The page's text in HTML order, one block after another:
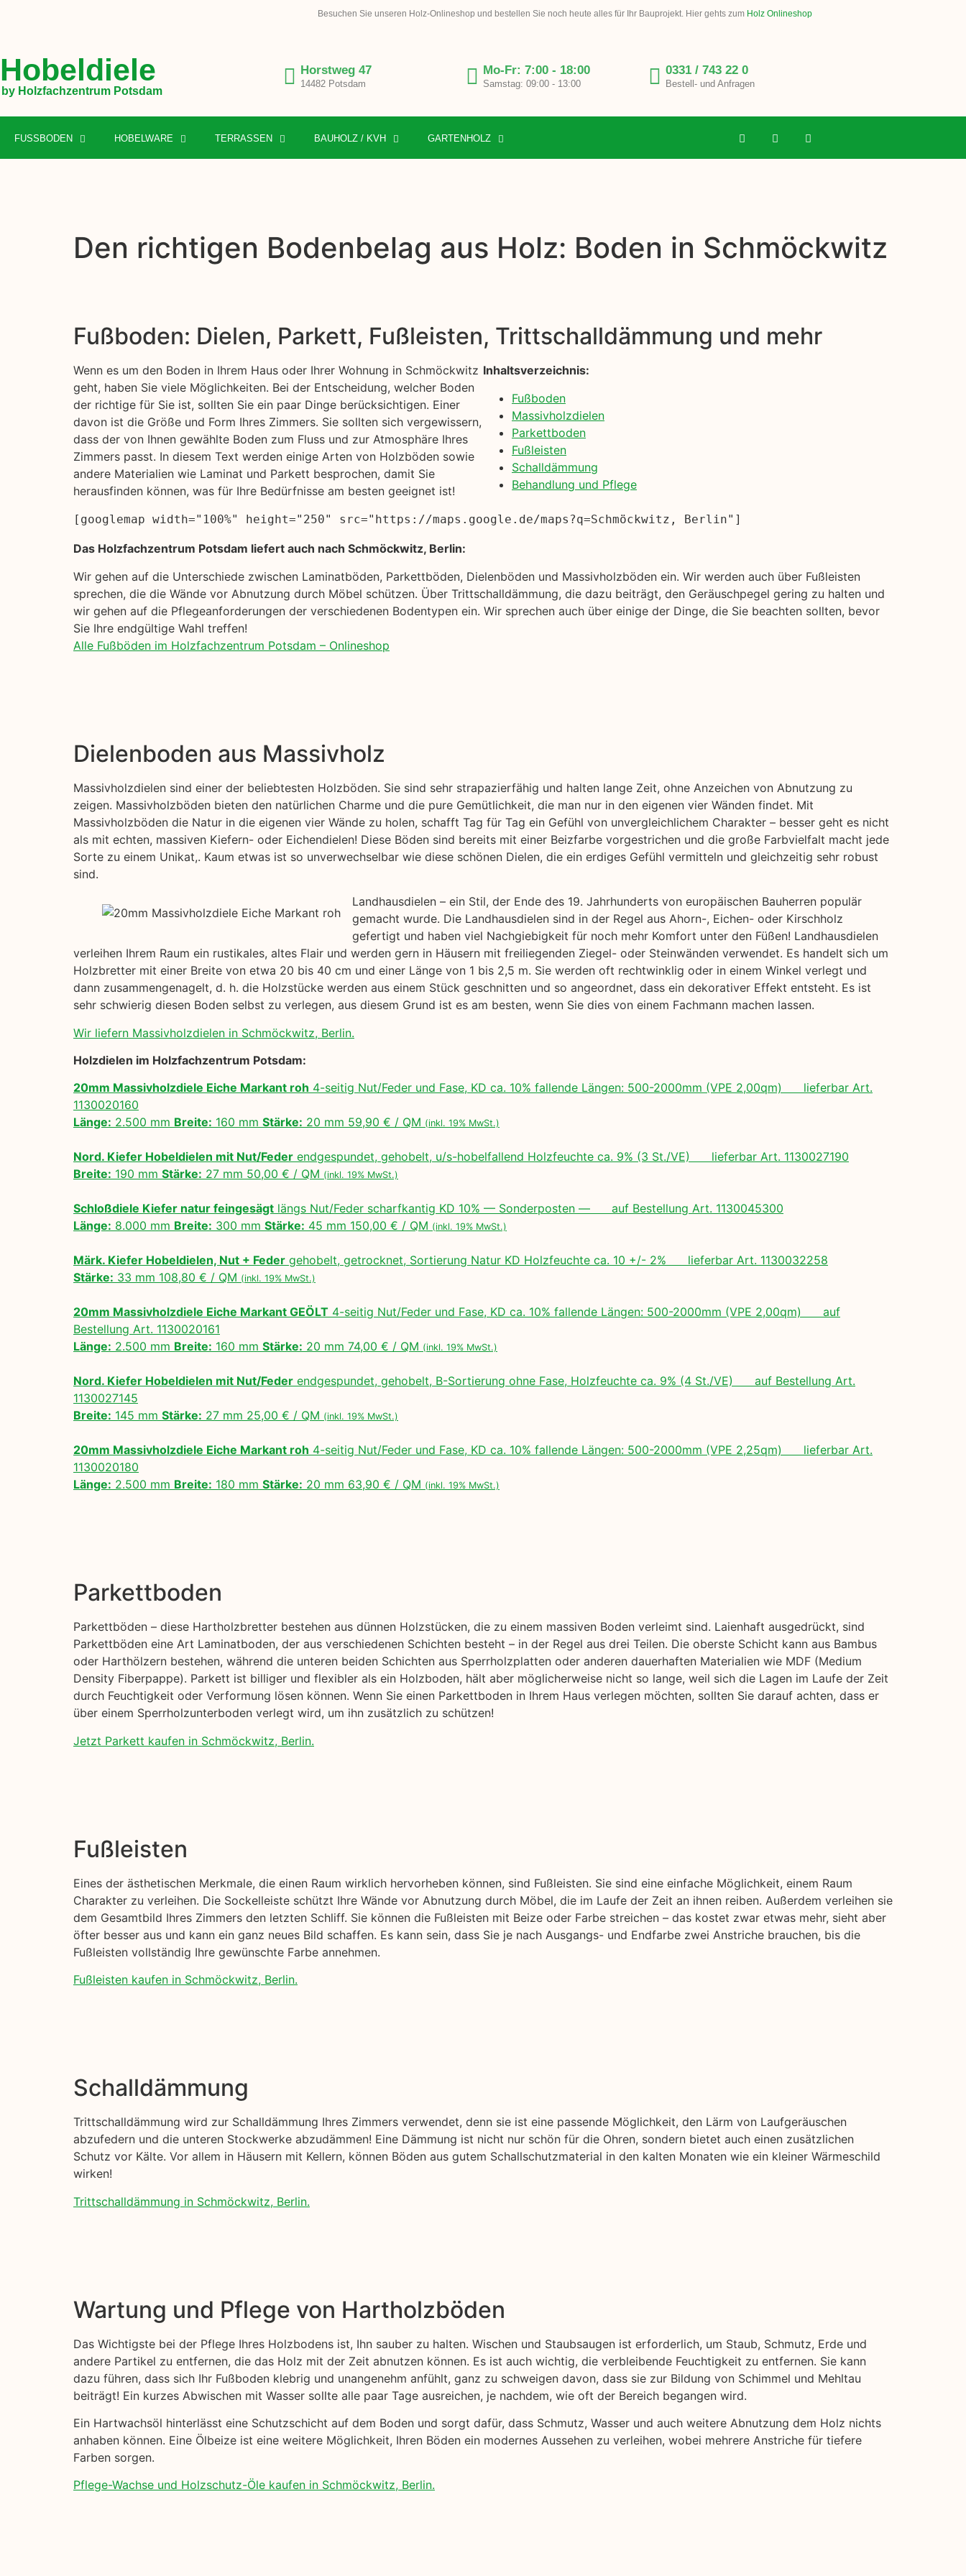
Besuchen Sie unseren Holz-Onlineshop und bestellen Sie noch heute alles für Ihr Bauprojekt. Hier gehts zum Holz Onlineshop
Hobeldiele
by Holzfachzentrum Potsdam
Horstweg 47
14482 Potsdam
Mo-Fr: 7:00 - 18:00
Samstag: 09:00 - 13:00
0331 / 743 22 0
Bestell- und Anfragen
FUSSBODEN HOBELWARE TERRASSEN BAUHOLZ / KVH GARTENHOLZ
Den richtigen Bodenbelag aus Holz: Boden in Schmöckwitz
Fußboden: Dielen, Parkett, Fußleisten, Trittschalldämmung und mehr
Wenn es um den Boden in Ihrem Haus oder Ihrer Wohnung in Schmöckwitz
geht, haben Sie viele Möglichkeiten. Bei der Entscheidung, welcher Boden
der richtige für Sie ist, sollten Sie ein paar Dinge berücksichtigen. Einer
davon ist die Größe und Form Ihres Zimmers. Sie sollten sich vergewissern,
dass der von Ihnen gewählte Boden zum Fluss und zur Atmosphäre Ihres
Zimmers passt. In diesem Text werden einige Arten von Holzböden sowie
andere Materialien wie Laminat und Parkett besprochen, damit Sie
herausfinden können, was für Ihre Bedürfnisse am besten geeignet ist!
Inhaltsverzeichnis:
Fußboden
Massivholzdielen
Parkettboden
Fußleisten
Schalldämmung
Behandlung und Pflege
[googlemap width="100%" height="250" src="https://maps.google.de/maps?q=Schmöckwitz, Berlin"]
Das Holzfachzentrum Potsdam liefert auch nach Schmöckwitz, Berlin:
Wir gehen auf die Unterschiede zwischen Laminatböden, Parkettböden, Dielenböden und Massivholzböden ein. Wir werden auch über Fußleisten
sprechen, die die Wände vor Abnutzung durch Möbel schützen. Über Trittschalldämmung, die dazu beiträgt, den Geräuschpegel gering zu halten und
wir gehen auf die Pflegeanforderungen der verschiedenen Bodentypen ein. Wir sprechen auch über einige der Dinge, die Sie beachten sollten, bevor
Sie Ihre endgültige Wahl treffen!
Alle Fußböden im Holzfachzentrum Potsdam – Onlineshop
Dielenboden aus Massivholz
Massivholzdielen sind einer der beliebtesten Holzböden. Sie sind sehr strapazierfähig und halten lange Zeit, ohne Anzeichen von Abnutzung zu
zeigen. Massivholzböden bieten den natürlichen Charme und die pure Gemütlichkeit, die man nur in den eigenen vier Wänden findet. Mit
Massivholzböden die Natur in die eigenen vier Wände zu holen, schafft Tag für Tag ein Gefühl von unvergleichlichem Charakter – besser geht es nicht
als mit echten, massiven Kiefern- oder Eichendielen! Diese Böden sind bereits mit einer Beizfarbe vorgestrichen und die große Farbvielfalt macht jede
Sorte zu einem Unikat,. Kaum etwas ist so unverwechselbar wie diese schönen Dielen, die ein erdiges Gefühl vermitteln und gleichzeitig sehr robust
sind.
Landhausdielen – ein Stil, der Ende des 19. Jahrhunderts von europäischen Bauherren populär
gemacht wurde. Die Landhausdielen sind in der Regel aus Ahorn-, Eichen- oder Kirschholz
gefertigt und haben viel Nachgiebigkeit für noch mehr Komfort unter den Füßen! Landhausdielen
verleihen Ihrem Raum ein rustikales, altes Flair und werden gern in Häusern mit freiliegenden Ziegel- oder Steinwänden verwendet. Es handelt sich um
Holzbretter mit einer Breite von etwa 20 bis 40 cm und einer Länge von 1 bis 2,5 m. Sie werden oft rechtwinklig oder in einem Winkel verlegt und
dann zusammengenagelt, d. h. die Holzstücke werden aus einem Stück geschnitten und so angeordnet, dass ein dekorativer Effekt entsteht. Es ist
sehr schwierig diesen Boden selbst zu verlegen, aus diesem Grund ist es am besten, wenn Sie dies von einem Fachmann machen lassen.
Wir liefern Massivholzdielen in Schmöckwitz, Berlin.
Holzdielen im Holzfachzentrum Potsdam:
20mm Massivholzdiele Eiche Markant roh 4-seitig Nut/Feder und Fase, KD ca. 10% fallende Längen: 500-2000mm (VPE 2,00qm) lieferbar Art.
1130020160
Länge: 2.500 mm Breite: 160 mm Stärke: 20 mm 59,90 € / QM (inkl. 19% MwSt.)
Nord. Kiefer Hobeldielen mit Nut/Feder endgespundet, gehobelt, u/s-hobelfallend Holzfeuchte ca. 9% (3 St./VE) lieferbar Art. 1130027190
Breite: 190 mm Stärke: 27 mm 50,00 € / QM (inkl. 19% MwSt.)
Schloßdiele Kiefer natur feingesägt längs Nut/Feder scharfkantig KD 10% — Sonderposten — auf Bestellung Art. 1130045300
Länge: 8.000 mm Breite: 300 mm Stärke: 45 mm 150,00 € / QM (inkl. 19% MwSt.)
Märk. Kiefer Hobeldielen, Nut + Feder gehobelt, getrocknet, Sortierung Natur KD Holzfeuchte ca. 10 +/- 2% lieferbar Art. 1130032258
Stärke: 33 mm 108,80 € / QM (inkl. 19% MwSt.)
20mm Massivholzdiele Eiche Markant GEÖLT 4-seitig Nut/Feder und Fase, KD ca. 10% fallende Längen: 500-2000mm (VPE 2,00qm) auf
Bestellung Art. 1130020161
Länge: 2.500 mm Breite: 160 mm Stärke: 20 mm 74,00 € / QM (inkl. 19% MwSt.)
Nord. Kiefer Hobeldielen mit Nut/Feder endgespundet, gehobelt, B-Sortierung ohne Fase, Holzfeuchte ca. 9% (4 St./VE) auf Bestellung Art.
1130027145
Breite: 145 mm Stärke: 27 mm 25,00 € / QM (inkl. 19% MwSt.)
20mm Massivholzdiele Eiche Markant roh 4-seitig Nut/Feder und Fase, KD ca. 10% fallende Längen: 500-2000mm (VPE 2,25qm) lieferbar Art.
1130020180
Länge: 2.500 mm Breite: 180 mm Stärke: 20 mm 63,90 € / QM (inkl. 19% MwSt.)
Parkettboden
Parkettböden – diese Hartholzbretter bestehen aus dünnen Holzstücken, die zu einem massiven Boden verleimt sind. Laienhaft ausgedrückt, sind
Parkettböden eine Art Laminatboden, der aus verschiedenen Schichten besteht – in der Regel aus drei Teilen. Die oberste Schicht kann aus Bambus
oder Harthölzern bestehen, während die unteren beiden Schichten aus Sperrholzplatten oder anderen dauerhaften Materialien wie MDF (Medium
Density Fiberpappe). Parkett ist billiger und flexibler als ein Holzboden, hält aber möglicherweise nicht so lange, weil sich die Lagen im Laufe der Zeit
durch Feuchtigkeit oder Verformung lösen können. Wenn Sie einen Parkettboden in Ihrem Haus verlegen möchten, sollten Sie darauf achten, dass er
über einem Sperrholzunterboden verlegt wird, um ihn zusätzlich zu schützen!
Jetzt Parkett kaufen in Schmöckwitz, Berlin.
Fußleisten
Eines der ästhetischen Merkmale, die einen Raum wirklich hervorheben können, sind Fußleisten. Sie sind eine einfache Möglichkeit, einem Raum
Charakter zu verleihen. Die Sockelleiste schützt Ihre Wände vor Abnutzung durch Möbel, die im Laufe der Zeit an ihnen reiben. Außerdem verleihen sie
dem Gesamtbild Ihres Zimmers den letzten Schliff. Sie können die Fußleisten mit Beize oder Farbe streichen – das kostet zwar etwas mehr, sieht aber
öfter besser aus und kann ein ganz neues Bild schaffen. Es kann sein, dass Sie je nach Ausgangs- und Endfarbe zwei Anstriche brauchen, bis die
Fußleisten vollständig Ihre gewünschte Farbe annehmen.
Fußleisten kaufen in Schmöckwitz, Berlin.
Schalldämmung
Trittschalldämmung wird zur Schalldämmung Ihres Zimmers verwendet, denn sie ist eine passende Möglichkeit, den Lärm von Laufgeräuschen
abzufedern und die unteren Stockwerke abzudämmen! Eine Dämmung ist nicht nur schön für die Ohren, sondern bietet auch einen zusätzlichen
Schutz vor Kälte. Vor allem in Häusern mit Kellern, können Böden aus gutem Schallschutzmaterial in den kalten Monaten wie ein kleiner Wärmeschild
wirken!
Trittschalldämmung in Schmöckwitz, Berlin.
Wartung und Pflege von Hartholzböden
Das Wichtigste bei der Pflege Ihres Holzbodens ist, Ihn sauber zu halten. Wischen und Staubsaugen ist erforderlich, um Staub, Schmutz, Erde und
andere Partikel zu entfernen, die das Holz mit der Zeit abnutzen können. Es ist auch wichtig, die verbleibende Feuchtigkeit zu entfernen. Sie kann
dazu führen, dass sich Ihr Fußboden klebrig und unangenehm anfühlt, ganz zu schweigen davon, dass sie zur Bildung von Schimmel und Mehltau
beiträgt! Ein kurzes Abwischen mit Wasser sollte alle paar Tage ausreichen, je nachdem, wie oft der Bereich begangen wird.
Ein Hartwachsöl hinterlässt eine Schutzschicht auf dem Boden und sorgt dafür, dass Schmutz, Wasser und auch weitere Abnutzung dem Holz nichts
anhaben können. Eine Ölbeize ist eine weitere Möglichkeit, Ihren Böden ein modernes Aussehen zu verleihen, wobei mehrere Anstriche für tiefere
Farben sorgen.
Pflege-Wachse und Holzschutz-Öle kaufen in Schmöckwitz, Berlin.